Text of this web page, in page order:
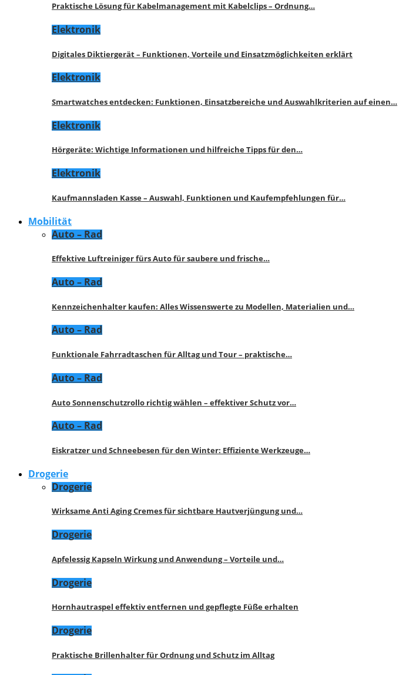
Praktische Lösung für Kabelmanagement mit Kabelclips – Ordnung…
Elektronik
Digitales Diktiergerät – Funktionen, Vorteile und Einsatzmöglichkeiten erklärt
Elektronik
Smartwatches entdecken: Funktionen, Einsatzbereiche und Auswahlkriterien auf einen…
Elektronik
Hörgeräte: Wichtige Informationen und hilfreiche Tipps für den…
Elektronik
Kaufmannsladen Kasse – Auswahl, Funktionen und Kaufempfehlungen für…
Mobilität
Auto – Rad
Effektive Luftreiniger fürs Auto für saubere und frische…
Auto – Rad
Kennzeichenhalter kaufen: Alles Wissenswerte zu Modellen, Materialien und…
Auto – Rad
Funktionale Fahrradtaschen für Alltag und Tour – praktische…
Auto – Rad
Auto Sonnenschutzrollo richtig wählen – effektiver Schutz vor…
Auto – Rad
Eiskratzer und Schneebesen für den Winter: Effiziente Werkzeuge…
Drogerie
Drogerie
Wirksame Anti Aging Cremes für sichtbare Hautverjüngung und…
Drogerie
Apfelessig Kapseln Wirkung und Anwendung – Vorteile und…
Drogerie
Hornhautraspel effektiv entfernen und gepflegte Füße erhalten
Drogerie
Praktische Brillenhalter für Ordnung und Schutz im Alltag